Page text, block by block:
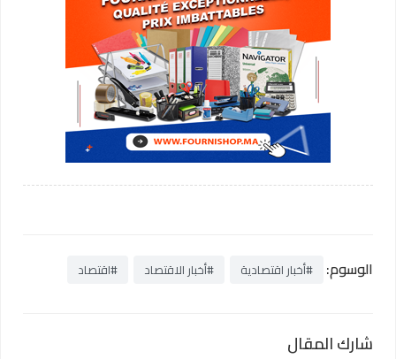
الوسوم: #أخبار اقتصادية #أخبار الاقتصاد #اقتصاد
شارك المقال